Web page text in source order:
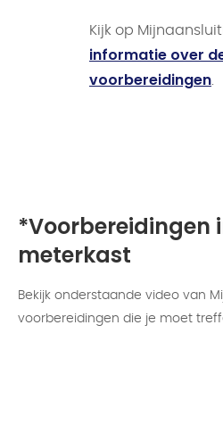
Kijk op
informatie over
voorbereidingen
*Voorbereidingen
meterkast
Bekijk onderstaande video van
voorbereidingen die je moet